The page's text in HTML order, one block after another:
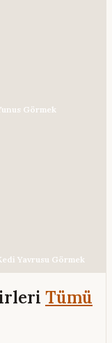
Görmek
Yavrusu Görmek
Tümü